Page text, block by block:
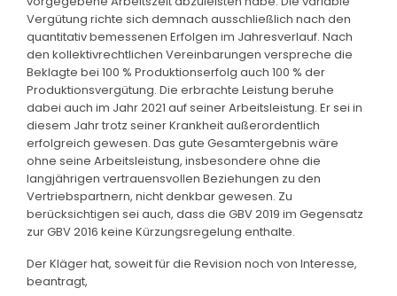
Vergütung richte sich demnach ausschließlich nach den
quantitativ bemessenen Erfolgen im Jahresverlauf. Nach
den kollektivrechtlichen Vereinbarungen verspreche die
Beklagte bei 100 % Produktionserfolg auch 100 % der
Produktionsvergütung. Die erbrachte Leistung beruhe
dabei auch im Jahr 2021 auf seiner Arbeitsleistung. Er sei in
diesem Jahr trotz seiner Krankheit außerordentlich
erfolgreich gewesen. Das gute Gesamtergebnis wäre
ohne seine Arbeitsleistung, insbesondere ohne die
langjährigen vertrauensvollen Beziehungen zu den
Vertriebspartnern, nicht denkbar gewesen. Zu
berücksichtigen sei auch, dass die GBV 2019 im Gegensatz
zur GBV 2016 keine Kürzungsregelung enthalte.
Der Kläger hat, soweit für die Revision noch von Interesse,
beantragt,